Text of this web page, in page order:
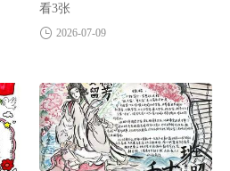
看3张
2026-07-09